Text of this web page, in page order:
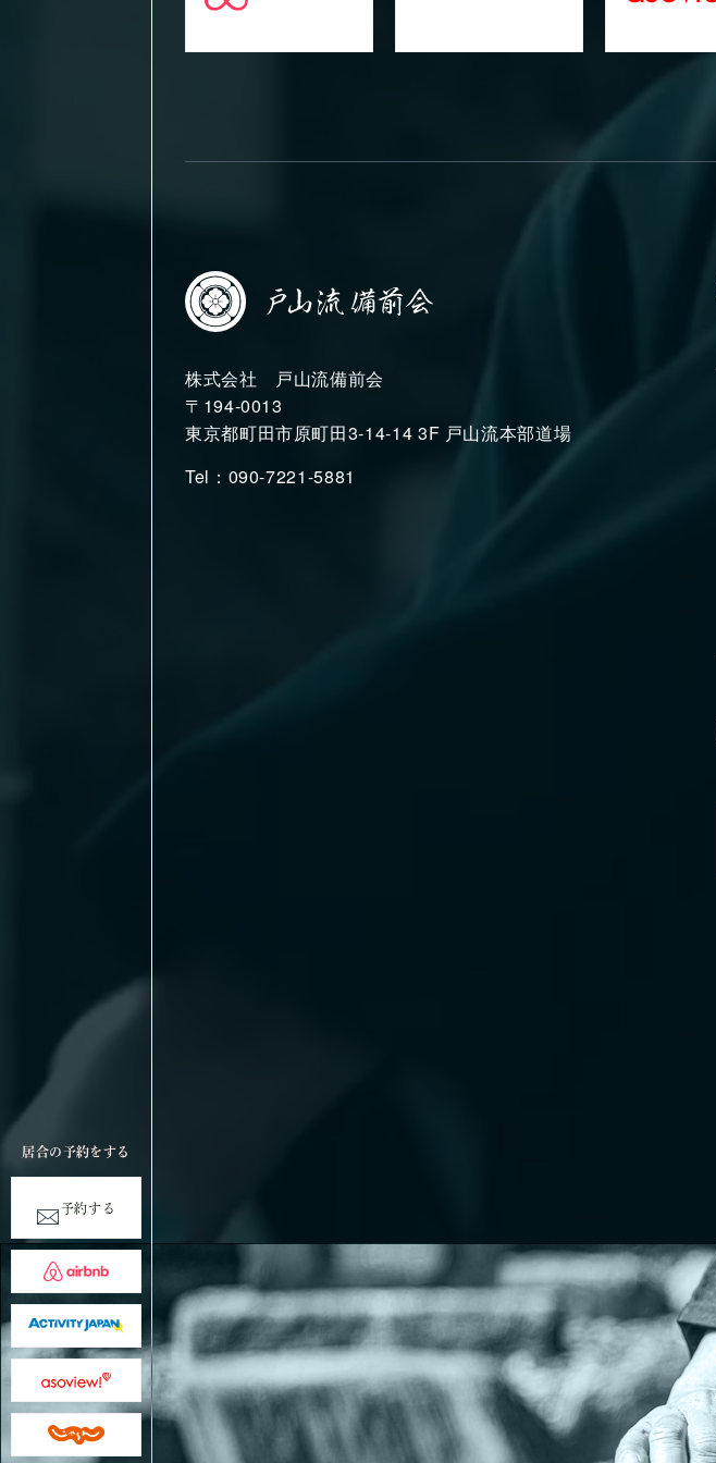
居合の予約をする
予約する
株式会社 戸山流備前会
〒194-0013
東京都町田市原町田3-14-14 3F 戸山流本部道場
Tel：090-7221-5881